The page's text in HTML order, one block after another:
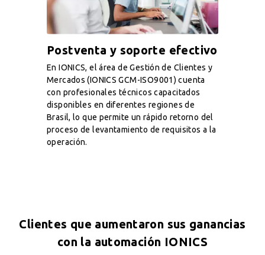
Postventa y soporte efectivo
En IONICS, el área de Gestión de Clientes y
Mercados (IONICS GCM-ISO9001) cuenta
con profesionales técnicos capacitados
disponibles en diferentes regiones de
Brasil, lo que permite un rápido retorno del
proceso de levantamiento de requisitos a la
operación.
Clientes que aumentaron sus ganancias
con la automación IONICS